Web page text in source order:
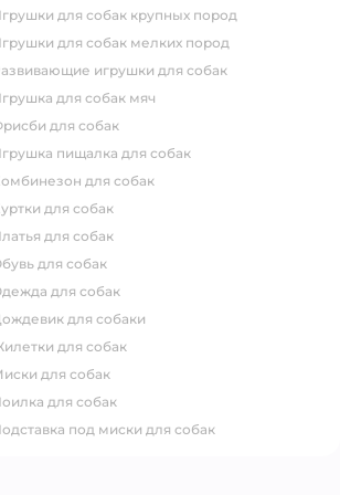
игрушки для собак крупных пород
игрушки для собак мелких пород
развивающие игрушки для собак
игрушка для собак мяч
фрисби для собак
игрушка пищалка для собак
комбинезон для собак
куртки для собак
платья для собак
обувь для собак
одежда для собак
дождевик для собаки
жилетки для собак
миски для собак
поилка для собак
подставка под миски для собак